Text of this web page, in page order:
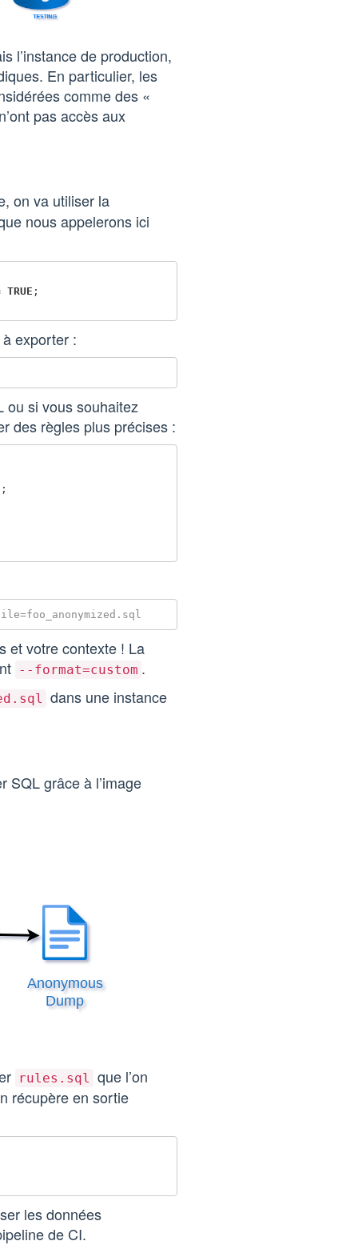
l’instance de production,
En particulier, les
comme des «
pas accès aux
on va utiliser la
nous appelerons ici
TRUE ;
exporter :
ou si vous souhaitez
des règles plus précises :
;
et votre contexte ! La
--format=custom .
dans une instance
SQL grâce à l’image
rules.sql que l’on
récupère en sortie
les données
de CI.